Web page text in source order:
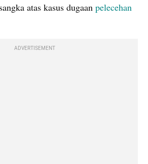
atas kasus dugaan pelecehan
ADVERTISEMENT